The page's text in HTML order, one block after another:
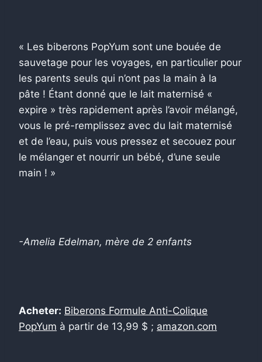
« Les biberons PopYum sont une bouée de
sauvetage pour les voyages, en particulier pour
les parents seuls qui n’ont pas la main à la
pâte ! Étant donné que le lait maternisé «
expire » très rapidement après l’avoir mélangé,
vous le pré-remplissez avec du lait maternisé
et de l’eau, puis vous pressez et secouez pour
le mélanger et nourrir un bébé, d’une seule
main ! »
-Amelia Edelman, mère de 2 enfants
Acheter: Biberons Formule Anti-Colique
PopYum à partir de 13,99 $ ; amazon.com